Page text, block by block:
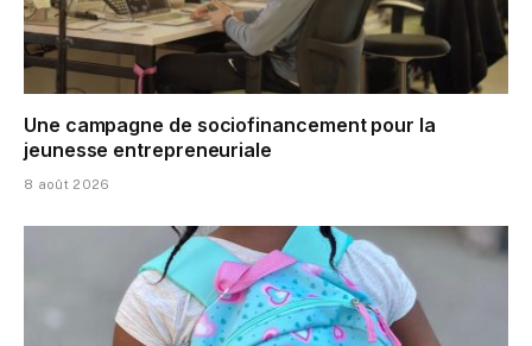
Une campagne de sociofinancement pour la
jeunesse entrepreneuriale
8 août 2026